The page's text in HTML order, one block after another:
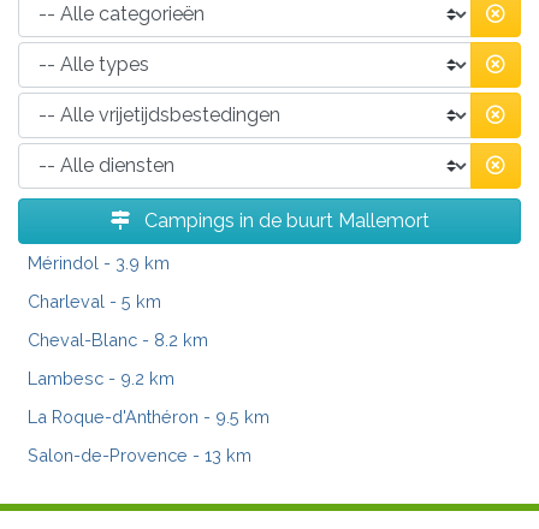
Campings in de buurt Mallemort
Mérindol - 3.9 km
Charleval - 5 km
Cheval-Blanc - 8.2 km
Lambesc - 9.2 km
La Roque-d'Anthéron - 9.5 km
Salon-de-Provence - 13 km